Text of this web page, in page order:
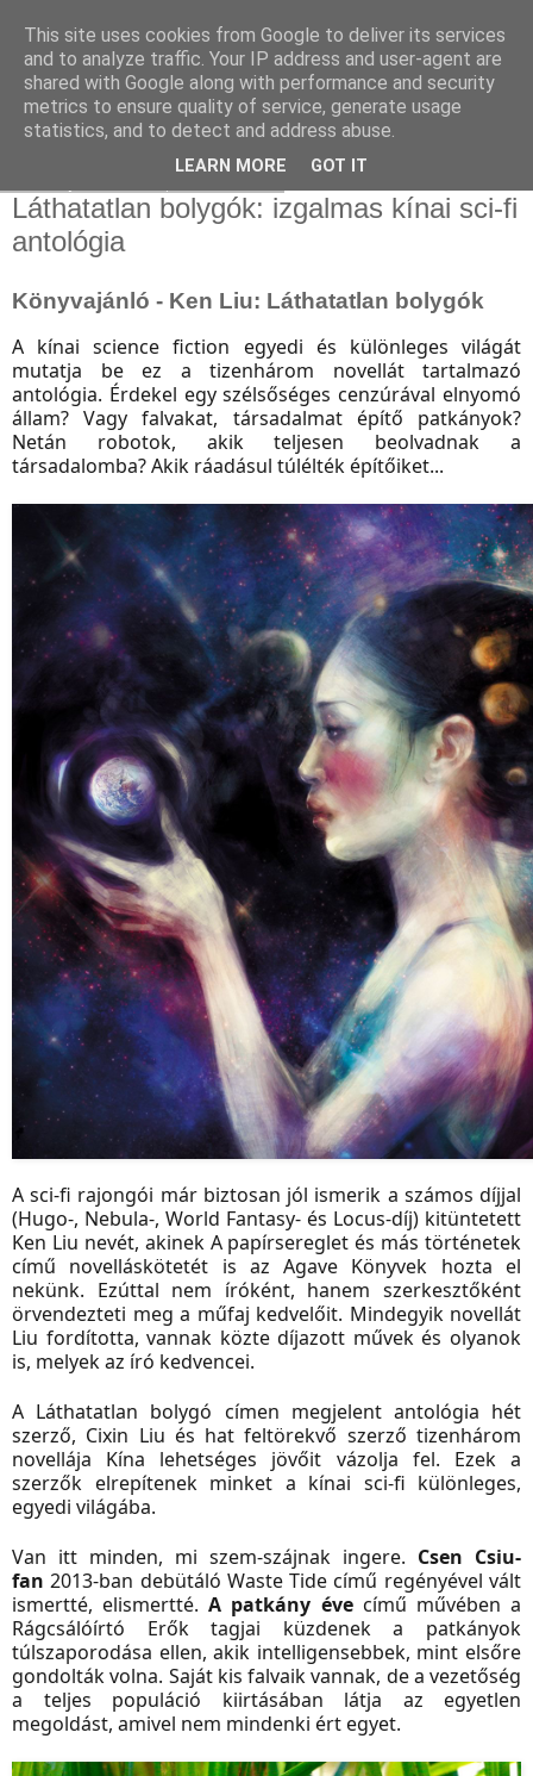
Láthatatlan bolygók: izgalmas kínai sci-fi
antológia
Könyvajánló - Ken Liu: Láthatatlan bolygók
A kínai science fiction egyedi és különleges világát
mutatja be ez a tizenhárom novellát tartalmazó
antológia. Érdekel egy szélsőséges cenzúrával elnyomó
állam? Vagy falvakat, társadalmat építő patkányok?
Netán robotok, akik teljesen beolvadnak a
társadalomba? Akik ráadásul túlélték építőiket...
A sci-fi rajongói már biztosan jól ismerik a számos díjjal
(Hugo-, Nebula-, World Fantasy- és Locus-díj) kitüntetett
Ken Liu nevét, akinek A papírsereglet és más történetek
című novelláskötetét is az Agave Könyvek hozta el
nekünk. Ezúttal nem íróként, hanem szerkesztőként
örvendezteti meg a műfaj kedvelőit. Mindegyik novellát
Liu fordította, vannak közte díjazott művek és olyanok
is, melyek az író kedvencei.
A Láthatatlan bolygó címen megjelent antológia hét
szerző, Cixin Liu és hat feltörekvő szerző tizenhárom
novellája Kína lehetséges jövőit vázolja fel. Ezek a
szerzők elrepítenek minket a kínai sci-fi különleges,
egyedi világába.
Van itt minden, mi szem-szájnak ingere. Csen Csiu-
fan2013-ban debütáló Waste Tide című regényével vált
ismertté, elismertté.A patkány évecímű művében a
Rágcsálóírtó Erők tagjai küzdenek a patkányok
túlszaporodása ellen, akik intelligensebbek, mint elsőre
gondolták volna. Saját kis falvaik vannak, de a vezetőség
a teljes populáció kiirtásában látja az egyetlen
megoldást, amivel nem mindenki ért egyet.
This site uses cookies from Google to deliver its services
and to analyze traffic. Your IP address and user-agent are
shared with Google along with performance and security
metrics to ensure quality of service, generate usage
statistics, and to detect and address abuse.
LEARN MORE GOT IT